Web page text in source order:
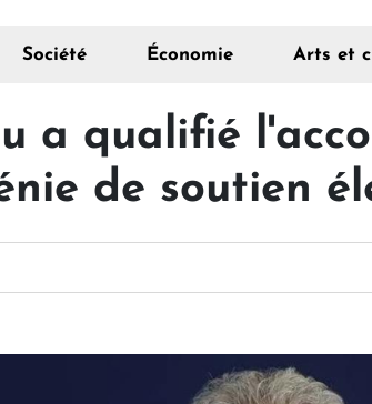
Société Économie Arts et
a qualifié
de soutien